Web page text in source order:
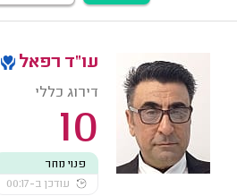
עו"ד רפאל
דירוג כללי
10
פנוי מחר
עודכן ב-00:17